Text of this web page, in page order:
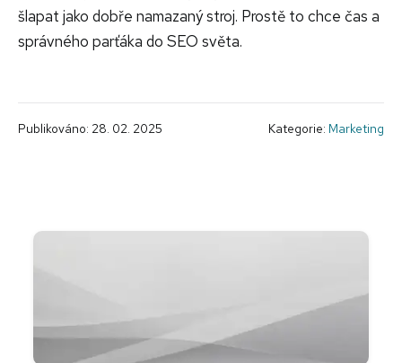
šlapat jako dobře namazaný stroj. Prostě to chce čas a
správného parťáka do SEO světa.
Publikováno: 28. 02. 2025 Kategorie: Marketing